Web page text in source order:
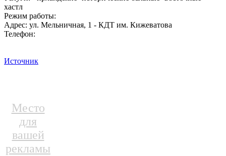
хастл
Режим работы:
Адрес: ул. Мельничная, 1 - КДТ им. Кижеватова
Телефон:
Источник
Место
для
вашей
рекламы